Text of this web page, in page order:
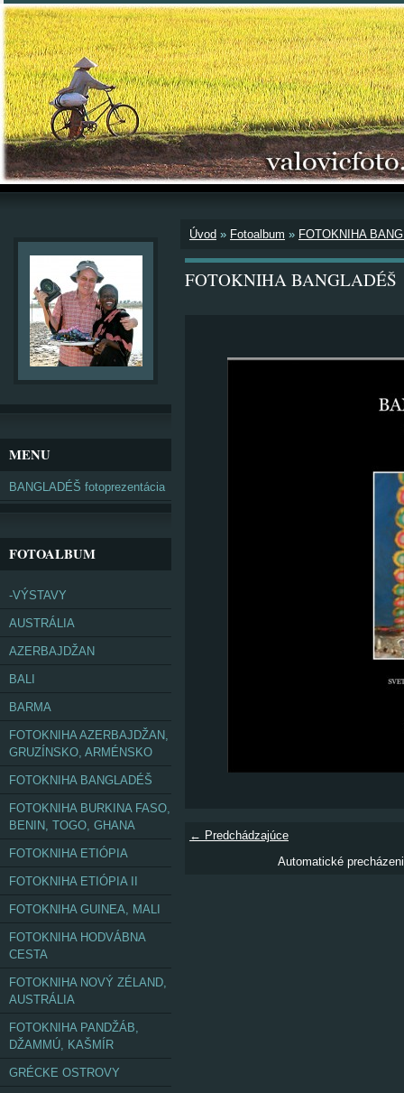
Úvod » Fotoalbum » FOTOKNIHA
FOTOKNIHA BANGLADÉŠ
← Predchádzajúce
Automatické
MENU
BANGLADÉŠ fotoprezentácia
FOTOALBUM
-VÝSTAVY
AUSTRÁLIA
AZERBAJDŽAN
BALI
BARMA
FOTOKNIHA AZERBAJDŽAN,
GRUZÍNSKO, ARMÉNSKO
FOTOKNIHA BANGLADÉŠ
FOTOKNIHA BURKINA FASO,
BENIN, TOGO, GHANA
FOTOKNIHA ETIÓPIA
FOTOKNIHA ETIÓPIA II
FOTOKNIHA GUINEA, MALI
FOTOKNIHA HODVÁBNA
CESTA
FOTOKNIHA NOVÝ ZÉLAND,
AUSTRÁLIA
FOTOKNIHA PANDŽÁB,
DŽAMMÚ, KAŠMÍR
GRÉCKE OSTROVY